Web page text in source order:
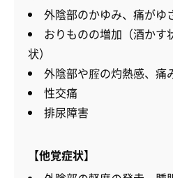
外陰部のかゆみ、痛がゆ
おりものの増加（酒かす
状）
外陰部や腟の灼熱感、痛
性交痛
排尿障害
【他覚症状】